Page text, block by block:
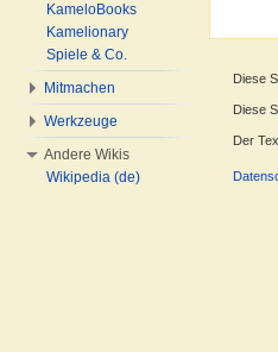
KameloBooks
Kamelionary
Spiele & Co.
Mitmachen
Werkzeuge
Andere Wikis
Wikipedia (de)
Diese
Diese
Der